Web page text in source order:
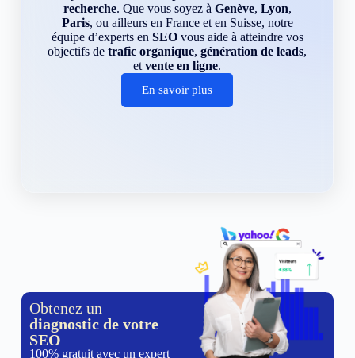
recherche. Que vous soyez à Genève, Lyon,
Paris, ou ailleurs en France et en Suisse, notre
équipe d’experts en SEOvous aide à atteindre vos
objectifs detrafic organique,génération de leads,
etvente en ligne.
En savoir plus
Obtenez un
diagnostic de votre
SEO
100% gratuit avec un expert